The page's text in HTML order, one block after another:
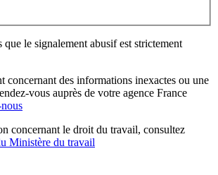
le signalement abusif est strictement
concernant des informations inexactes ou une
vous auprès de votre agence France
concernant le droit du travail, consultez
Ministère du travail